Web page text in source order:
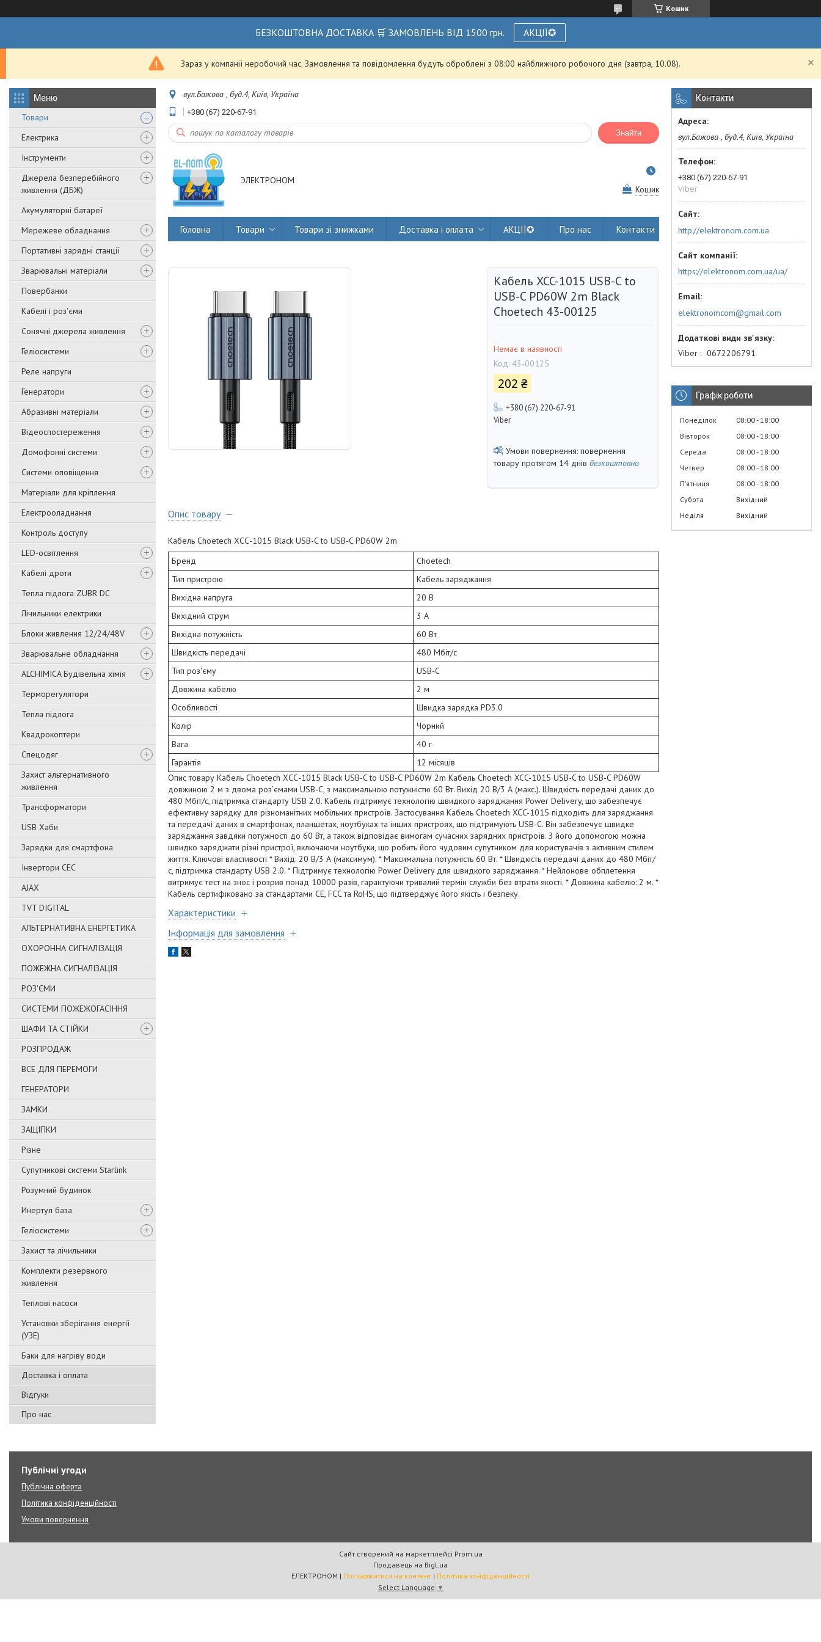
Кошик
БЕЗКОШТОВНА ДОСТАВКА 🛒 ЗАМОВЛЕНЬ ВІД 1500 грн. АКЦІЇ✪
Зараз у компанії неробочий час. Замовлення та повідомлення будуть оброблені з 08:00 найближчого робочого дня (завтра, 10.08).
Товари
Електрика
Інструменти
Джерела безперебійного
живлення (ДБЖ)
Акумуляторні батареї
Мережеве обладнання
Портативні зарядні станції
Зварювальні матеріали
Повербанки
Кабелі і роз'єми
Сонячні джерела живлення
Геліосистеми
Реле напруги
Генератори
Абразивні матеріали
Відеоспостереження
Домофонні системи
Системи оповіщення
Матеріали для кріплення
Електрооладнання
Контроль доступу
LED-освітлення
Кабелі дроти
Тепла підлога ZUBR DC
Лічильники електрики
Блоки живлення 12/24/48V
Зварювальне обладнання
ALCHIMICA Будівельна хімія
Терморегулятори
Тепла підлога
Квадрокоптери
Спецодяг
Захист альтернативного
живлення
Трансформатори
USB Хаби
Зарядки для смартфона
Інвертори СЕС
AJAX
TVT DIGITAL
АЛЬТЕРНАТИВНА ЕНЕРГЕТИКА
ОХОРОННА СИГНАЛІЗАЦІЯ
ПОЖЕЖНА СИГНАЛІЗАЦІЯ
РОЗ'ЄМИ
СИСТЕМИ ПОЖЕЖОГАСІННЯ
ШАФИ ТА СТІЙКИ
РОЗПРОДАЖ
ВСЕ ДЛЯ ПЕРЕМОГИ
ГЕНЕРАТОРИ
ЗАМКИ
ЗАЩІПКИ
Різне
Супутникові системи Starlink
Розумний будинок
Инертул база
Геліосистеми
Захист та лічильники
Комплекти резервного
живлення
Теплові насоси
Установки зберігання енергії
(УЗЕ)
Баки для нагріву води
Доставка і оплата
Відгуки
Про нас
вул.Бажова , буд.4, Київ, Україна
+380 (67) 220-67-91
Знайти
ЭЛЕКТРОНОМ
Кошик
Головна Товари Товари зі знижками Доставка і оплата АКЦІЇ✪ Про нас Контакти
Кабель XCC-1015 USB-C to
USB-C PD60W 2m Black
Choetech 43-00125
Немає в наявності
Код: 43-00125
202 ₴
+380 (67) 220-67-91
Viber
повернення
товару протягом 14 днів безкоштовно
Опис товару
Кабель Choetech ХСС-1015 Black USB-C to USB-C PD60W 2m
Бренд
Choetech
Тип пристрою
Кабель заряджання
Вихідна напруга
20 В
Вихідний струм
3 А
Вихідна потужність
60 Вт
Швидкість передачі
480 Мбіт/с
Тип роз'єму
USB-C
Довжина кабелю
2 м
Особливості
Швидка зарядка PD3.0
Колір
Чорний
Вага
40 г
Гарантія
12 місяців
Опис товару Кабель Choetech ХСС-1015 Black USB-C to USB-C PD60W 2m Кабель Choetech XCC-1015 USB-C to USB-C PD60W
довжиною 2 м з двома роз’ємами USB-C, з максимальною потужністю 60 Вт. Вихід 20 В/3 А (макс.). Швидкість передачі даних до
480 Мбіт/с, підтримка стандарту USB 2.0. Кабель підтримує технологію швидкого заряджання Power Delivery, що забезпечує
ефективну зарядку для різноманітних мобільних пристроїв. Застосування Кабель Choetech XCC-1015 підходить для заряджання
та передачі даних в смартфонах, планшетах, ноутбуках та інших пристроях, що підтримують USB-C. Він забезпечує швидке
заряджання завдяки потужності до 60 Вт, а також відповідає вимогам сучасних зарядних пристроїв. З його допомогою можна
швидко заряджати різні пристрої, включаючи ноутбуки, що робить його чудовим супутником для користувачів з активним стилем
життя. Ключові властивості * Вихід: 20 В/3 А (максимум). * Максимальна потужність 60 Вт. * Швидкість передачі даних до 480 Мбіт/
с, підтримка стандарту USB 2.0. * Підтримує технологію Power Delivery для швидкого заряджання. * Нейлонове обплетення
витримує тест на знос і розрив понад 10000 разів, гарантуючи тривалий термін служби без втрати якості. * Довжина кабелю: 2 м. *
Кабель сертифіковано за стандартами CE, FCC та RoHS, що підтверджує його якість і безпеку.
Характеристики
Інформація для замовлення
Контакти
вул.Бажова , буд.4, Київ, Україна
+380 (67) 220-67-91
Viber
http://elektronom.com.ua
https://elektronom.com.ua/ua/
elektronomcom@gmail.com
Viber 0672206791
Графік роботи
Понеділок 08:00 18:00
Вівторок
08:00 18:00
Середа
08:00 18:00
Четвер
08:00 18:00
Пʼятниця
08:00 18:00
Субота
Вихідний
Неділя
Вихідний
Публічні угоди
Публічна оферта
Політика конфіденційності
Умови повернення
Сайт створений на маркетплейсі Prom.ua
Продавець на Bigl.ua
ЕЛЕКТРОНОМ | Поскаржитися на контент | Політика конфіденційності
Select Language ▼